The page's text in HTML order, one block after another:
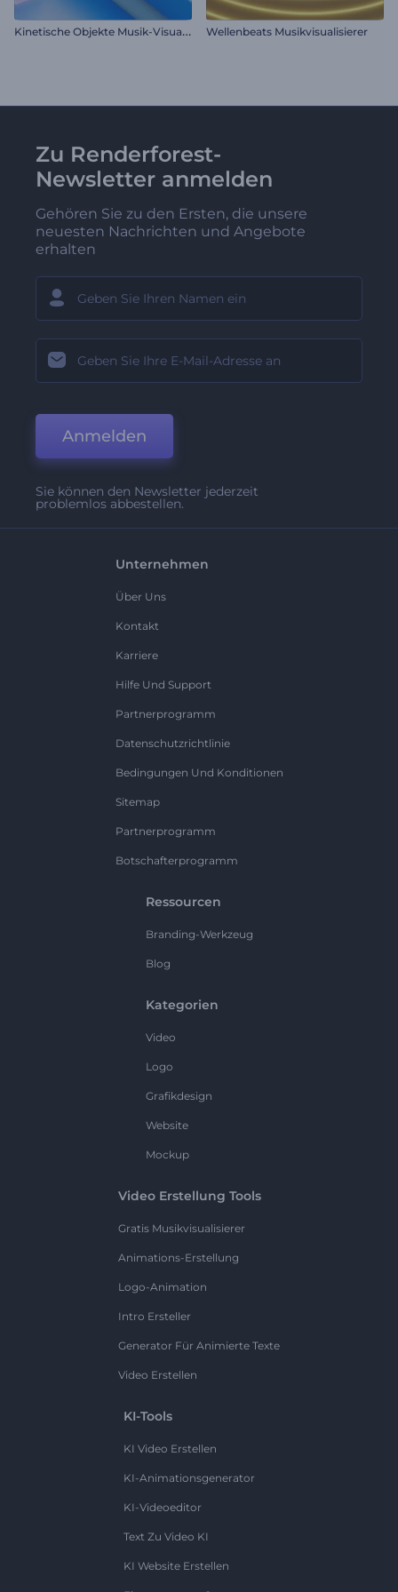
K
inetische Objekte Musik-Visualizer Wellenbeats Musikvisualisierer
Zu Renderforest-
Newsletter anmelden
Gehören Sie zu den Ersten, die unsere
neuesten Nachrichten und Angebote
erhalten
Anmelden
Sie können den Newsletter jederzeit
problemlos abbestellen.
Unternehmen
Über Uns
Kontakt
Karriere
Hilfe Und Support
Partnerprogramm
Datenschutzrichtlinie
Bedingungen Und Konditionen
Sitemap
Partnerprogramm
Botschafterprogramm
Ressourcen
Branding-Werkzeug
Blog
Kategorien
Video
Logo
Grafikdesign
Website
Mockup
Video Erstellung Tools
Gratis Musikvisualisierer
Animations-Erstellung
Logo-Animation
Intro Ersteller
Generator Für Animierte Texte
Video Erstellen
KI-Tools
KI Video Erstellen
KI-Animationsgenerator
KI-Videoeditor
Text Zu Video KI
KI Website Erstellen